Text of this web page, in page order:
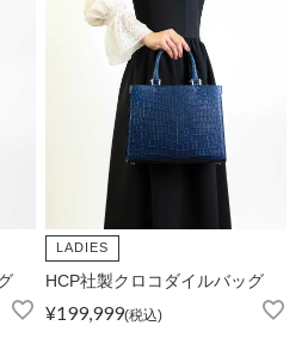
LADIES
HCP社製クロコダイルバッグ
¥199,999 税込